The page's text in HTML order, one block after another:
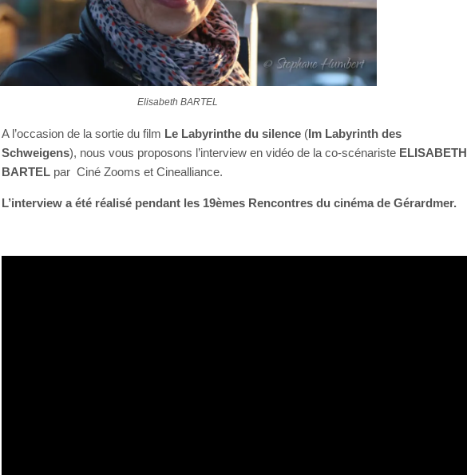
Elisabeth BARTEL
A l’occasion de la sortie du film Le Labyrinthe du silence (Im Labyrinth des
Schweigens), nous vous proposons l’interview en vidéo de la co-scénariste ELISABETH
BARTEL par Ciné Zooms et Cinealliance.
L’interview a été réalisé pendant les 19èmes Rencontres du cinéma de Gérardmer.